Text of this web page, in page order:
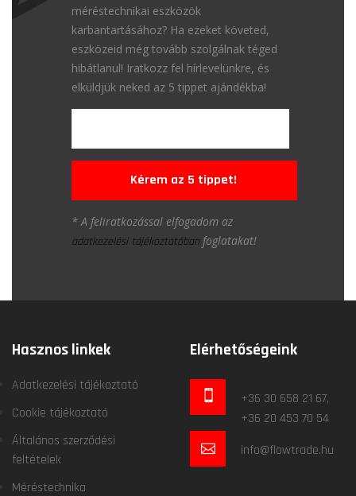
méréstechnikai eszközök
karbantartásához? Ha ezeket követed,
eszközeid még tovább szolgálnak téged
hibátlanul! Iratkozz fel hírlevelünkre, és
elküldjük neked az 5 tippet ajándékba!
Kérem az 5 tippet!
* A feliratkozással elfogadom az
adatkezelési tájékoztatóbanfoglatakat!
Hasznos linkek
Adatkezelési tájékoztató
Cookie tájékoztató
Általános szerződési
feltételek
Méréstechnika
Elérhetőségeink
+36 30 658 21 67,
+36 20 453 70 54
info@flowtrade.hu